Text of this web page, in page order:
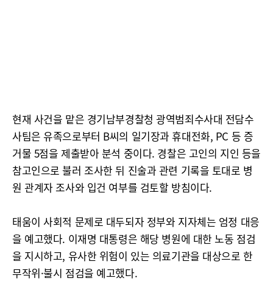
현재 사건을 맡은 경기남부경찰청 광역범죄수사대 전담수
사팀은 유족으로부터 B씨의 일기장과 휴대전화, PC 등 증
거물 5점을 제출받아 분석 중이다. 경찰은 고인의 지인 등을
참고인으로 불러 조사한 뒤 진술과 관련 기록을 토대로 병
원 관계자 조사와 입건 여부를 검토할 방침이다.
태움이 사회적 문제로 대두되자 정부와 지자체는 엄정 대응
을 예고했다. 이재명 대통령은 해당 병원에 대한 노동 점검
을 지시하고, 유사한 위험이 있는 의료기관을 대상으로 한
무작위·불시 점검을 예고했다.